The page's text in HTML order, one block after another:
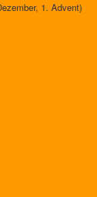
1. Advent)